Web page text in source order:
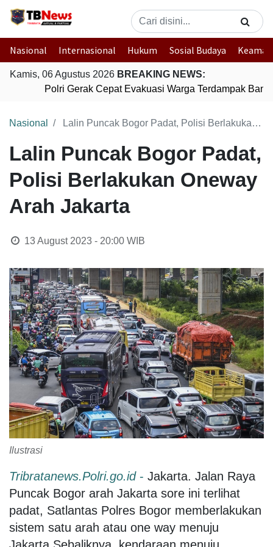
Nasional Internasional Hukum Sosial Budaya
Kamis, 06 Agustus 2026 BREAKING NEWS:
Polri Gerak Cepat Evakuasi Warga Terdampak Banjir
Nasional Lalin Puncak Bogor Padat, Polisi Berlakukan Oneway Arah Jakarta
Lalin Puncak Bogor Padat,
Polisi Berlakukan Oneway
Arah Jakarta
13 August 2023 - 20:00WIB
Ilustrasi
Tribratanews.Polri.go.id - Jakarta. Jalan Raya
Puncak Bogor arah Jakarta sore ini terlihat
padat, Satlantas Polres Bogor memberlakukan
sistem satu arah atau one way menuju